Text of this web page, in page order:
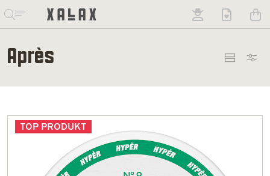
Après
TOP PRODUKT